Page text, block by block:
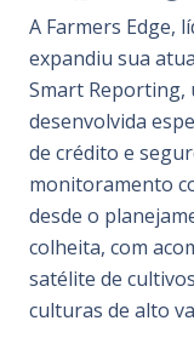
A Farmers Edge,
expandiu sua
Smart Reporting,
desenvolvida
de crédito e
monitoramento
desde o
colheita, com
satélite de
culturas de alto